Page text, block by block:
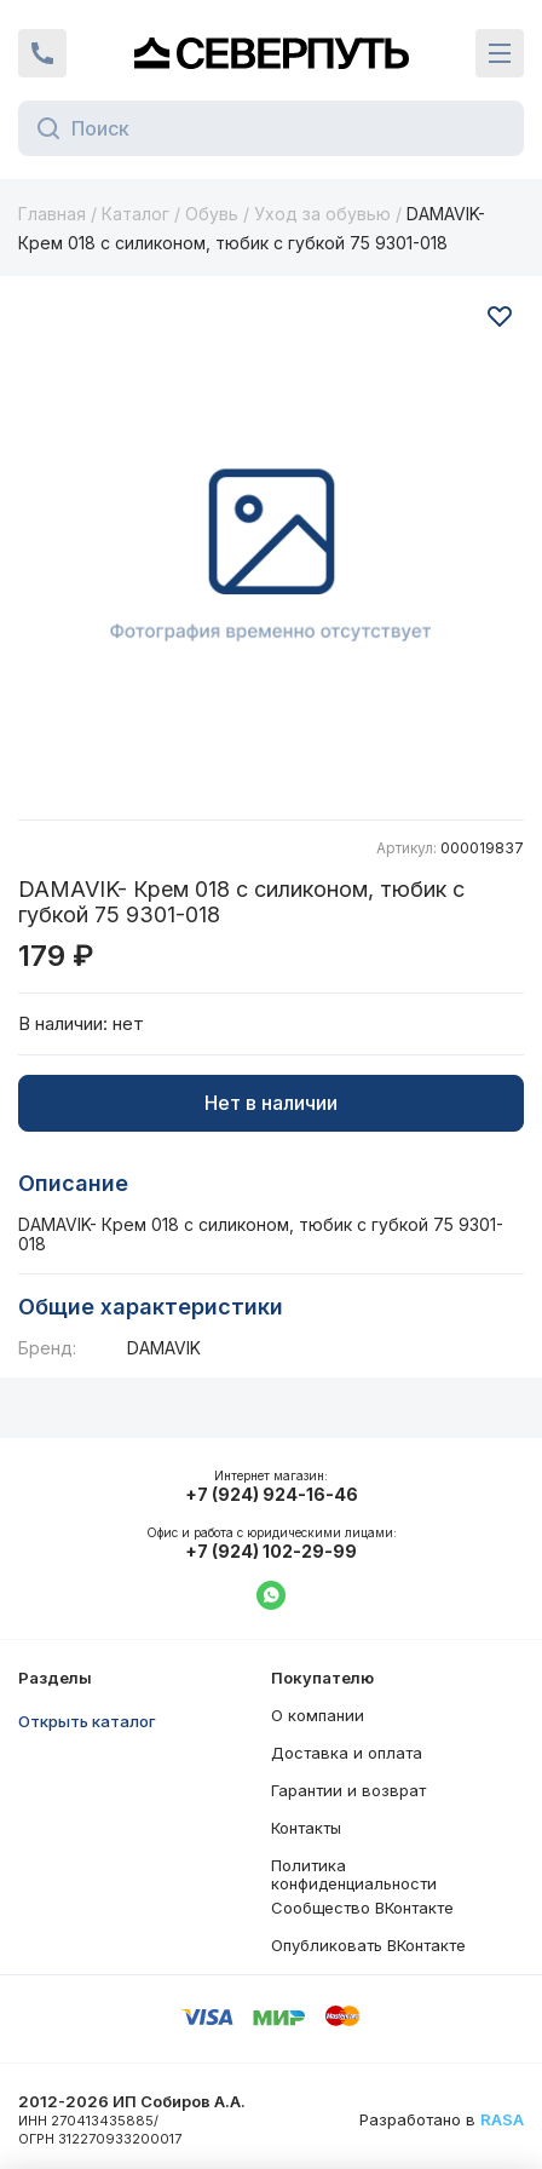
+7 (924) 924-16-46Вернуться на главную страницу
Главная / Каталог / Обувь / Уход за обувью / DAMAVIK-
Крем 018 с силиконом, тюбик с губкой 75 9301-018
Артикул: 000019837
DAMAVIK- Крем 018 с силиконом, тюбик с
губкой 75 9301-018
179 ₽
В наличии: нет
Нет в наличии
Описание
DAMAVIK- Крем 018 с силиконом, тюбик с губкой 75 9301-
018
Общие характеристики
Бренд: DAMAVIK
Разделы
Открыть каталог
Покупателю
О компании
Доставка и оплата
Гарантии и возврат
Контакты
Политика
конфиденциальности
Сообщество ВКонтакте
Опубликовать ВКонтакте
Интернет магазин:
+7 (924) 924-16-46
Офис и работа с юридическими лицами:
+7 (924) 102-29-99
Написать в WhatsApp
2012-2026 ИП Собиров А.А.
ИНН 270413435885/
ОГРН 312270933200017
Разработано в RASA